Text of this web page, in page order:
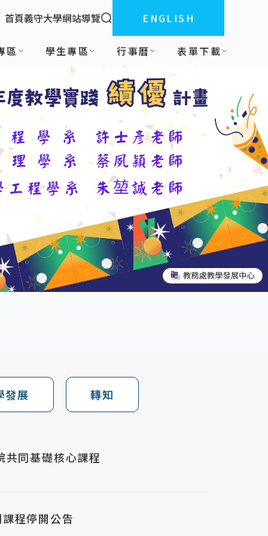
:::
首頁義守大學網站導覽 全站搜索ENGLISH
區 學生專區 行事曆 表單下載
發展 轉知
同基礎核心課程
程停開公告